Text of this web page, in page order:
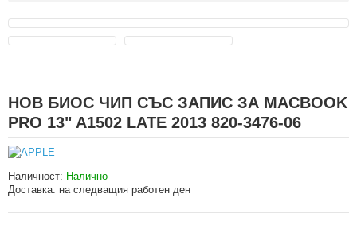
НОВ БИОС ЧИП СЪС ЗАПИС ЗА MACBOOK
PRO 13" A1502 LATE 2013 820-3476-06
Наличност: Налично
Доставка: на следващия работен ден